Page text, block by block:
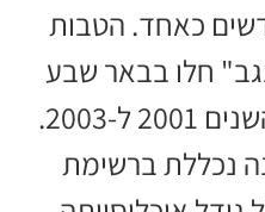
כאחד. הטבות
חלו בבאר שבע
באופן מלא בעיקר בין השנים 2001 ל-2003.
נכללת ברשימת